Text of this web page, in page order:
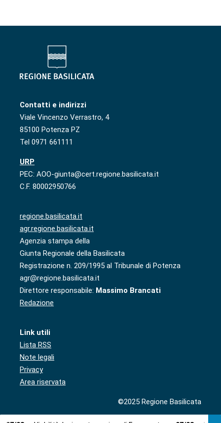
Contatti e indirizzi
Viale Vincenzo Verrastro, 4
85100 Potenza PZ
Tel 0971 661111
URP
PEC: AOO-giunta@cert.regione.basilicata.it
C.F. 80002950766
regione.basilicata.it
agr.regione.basilicata.it
Agenzia stampa della
Giunta Regionale della Basilicata
Registrazione n. 209/1995 al Tribunale di Potenza
agr@regione.basilicata.it
Direttore responsabile: Massimo Brancati
Redazione
Link utili
Lista RSS
Note legali
Privacy
Area riservata
©2025 Regione Basilicata